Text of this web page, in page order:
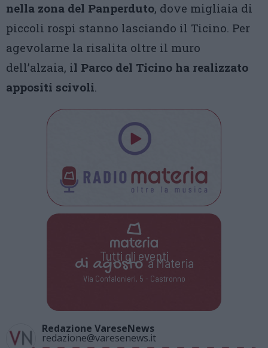
nella zona del Panperduto, dove migliaia di
piccoli rospi stanno lasciando il Ticino. Per
agevolarne la risalita oltre il muro
dell’alzaia, il Parco del Ticino ha realizzato
appositi scivoli.
Tutti gli eventi
di agostoa Materia
Via Confalonieri, 5 - Castronno
Redazione VareseNews
redazione@varesenews.it